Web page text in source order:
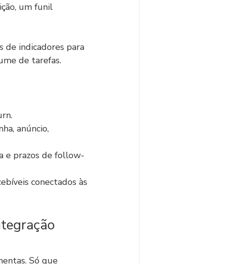
um funil
de indicadores para
de tarefas.
anúncio,
e prazos de follow-
conectados às
Só que